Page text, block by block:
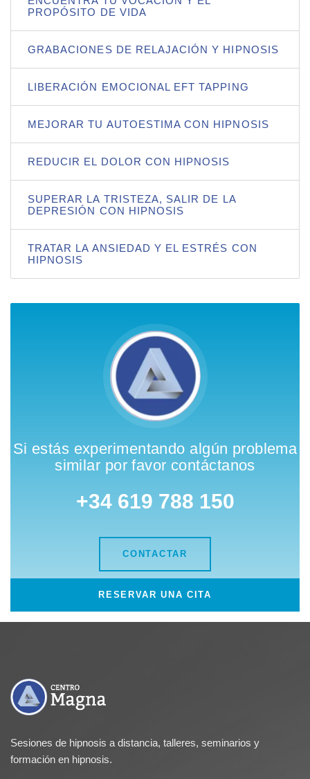
PROPÓSITO DE VIDA
GRABACIONES DE RELAJACIÓN Y HIPNOSIS
LIBERACIÓN EMOCIONAL EFT TAPPING
MEJORAR TU AUTOESTIMA CON HIPNOSIS
REDUCIR EL DOLOR CON HIPNOSIS
SUPERAR LA TRISTEZA, SALIR DE LA
DEPRESIÓN CON HIPNOSIS
TRATAR LA ANSIEDAD Y EL ESTRÉS CON
HIPNOSIS
Si estás experimentando algún problema
similar por favor contáctanos
+34 619 788 150
CONTACTAR
RESERVAR UNA CITA
Sesiones de hipnosis a distancia, talleres, seminarios y
formación en hipnosis.